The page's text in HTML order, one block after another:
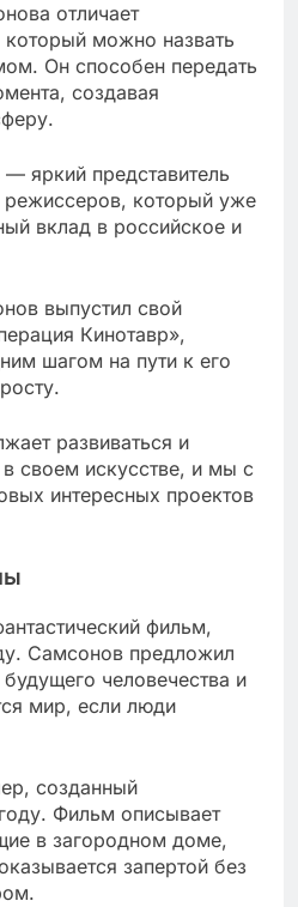
отличает
можно назвать
Он способен передать
создавая
яркий представитель
который уже
вклад в российское и
выпустил свой
Кинотавр»,
шагом на пути к его
развиваться и
своем искусстве, и мы с
интересных проектов
фильм,
Самсонов предложил
человечества и
мир, если люди
созданный
Фильм описывает
в загородном доме,
запертой без